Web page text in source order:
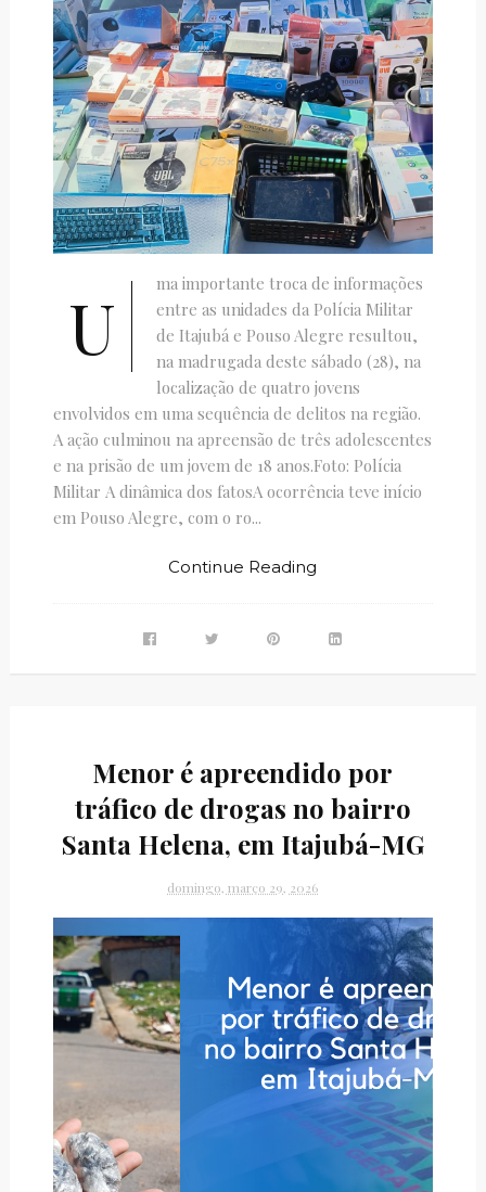
U
ma importante troca de informações
entre as unidades da Polícia Militar
de Itajubá e Pouso Alegre resultou,
na madrugada deste sábado (28), na
localização de quatro jovens
envolvidos em uma sequência de delitos na região.
A ação culminou na apreensão de três adolescentes
e na prisão de um jovem de 18 anos.Foto: Polícia
Militar A dinâmica dos fatosA ocorrência teve início
em Pouso Alegre, com o ro...
Continue Reading
Menor é apreendido por
tráfico de drogas no bairro
Santa Helena, em Itajubá-MG
domingo, março 29, 2026